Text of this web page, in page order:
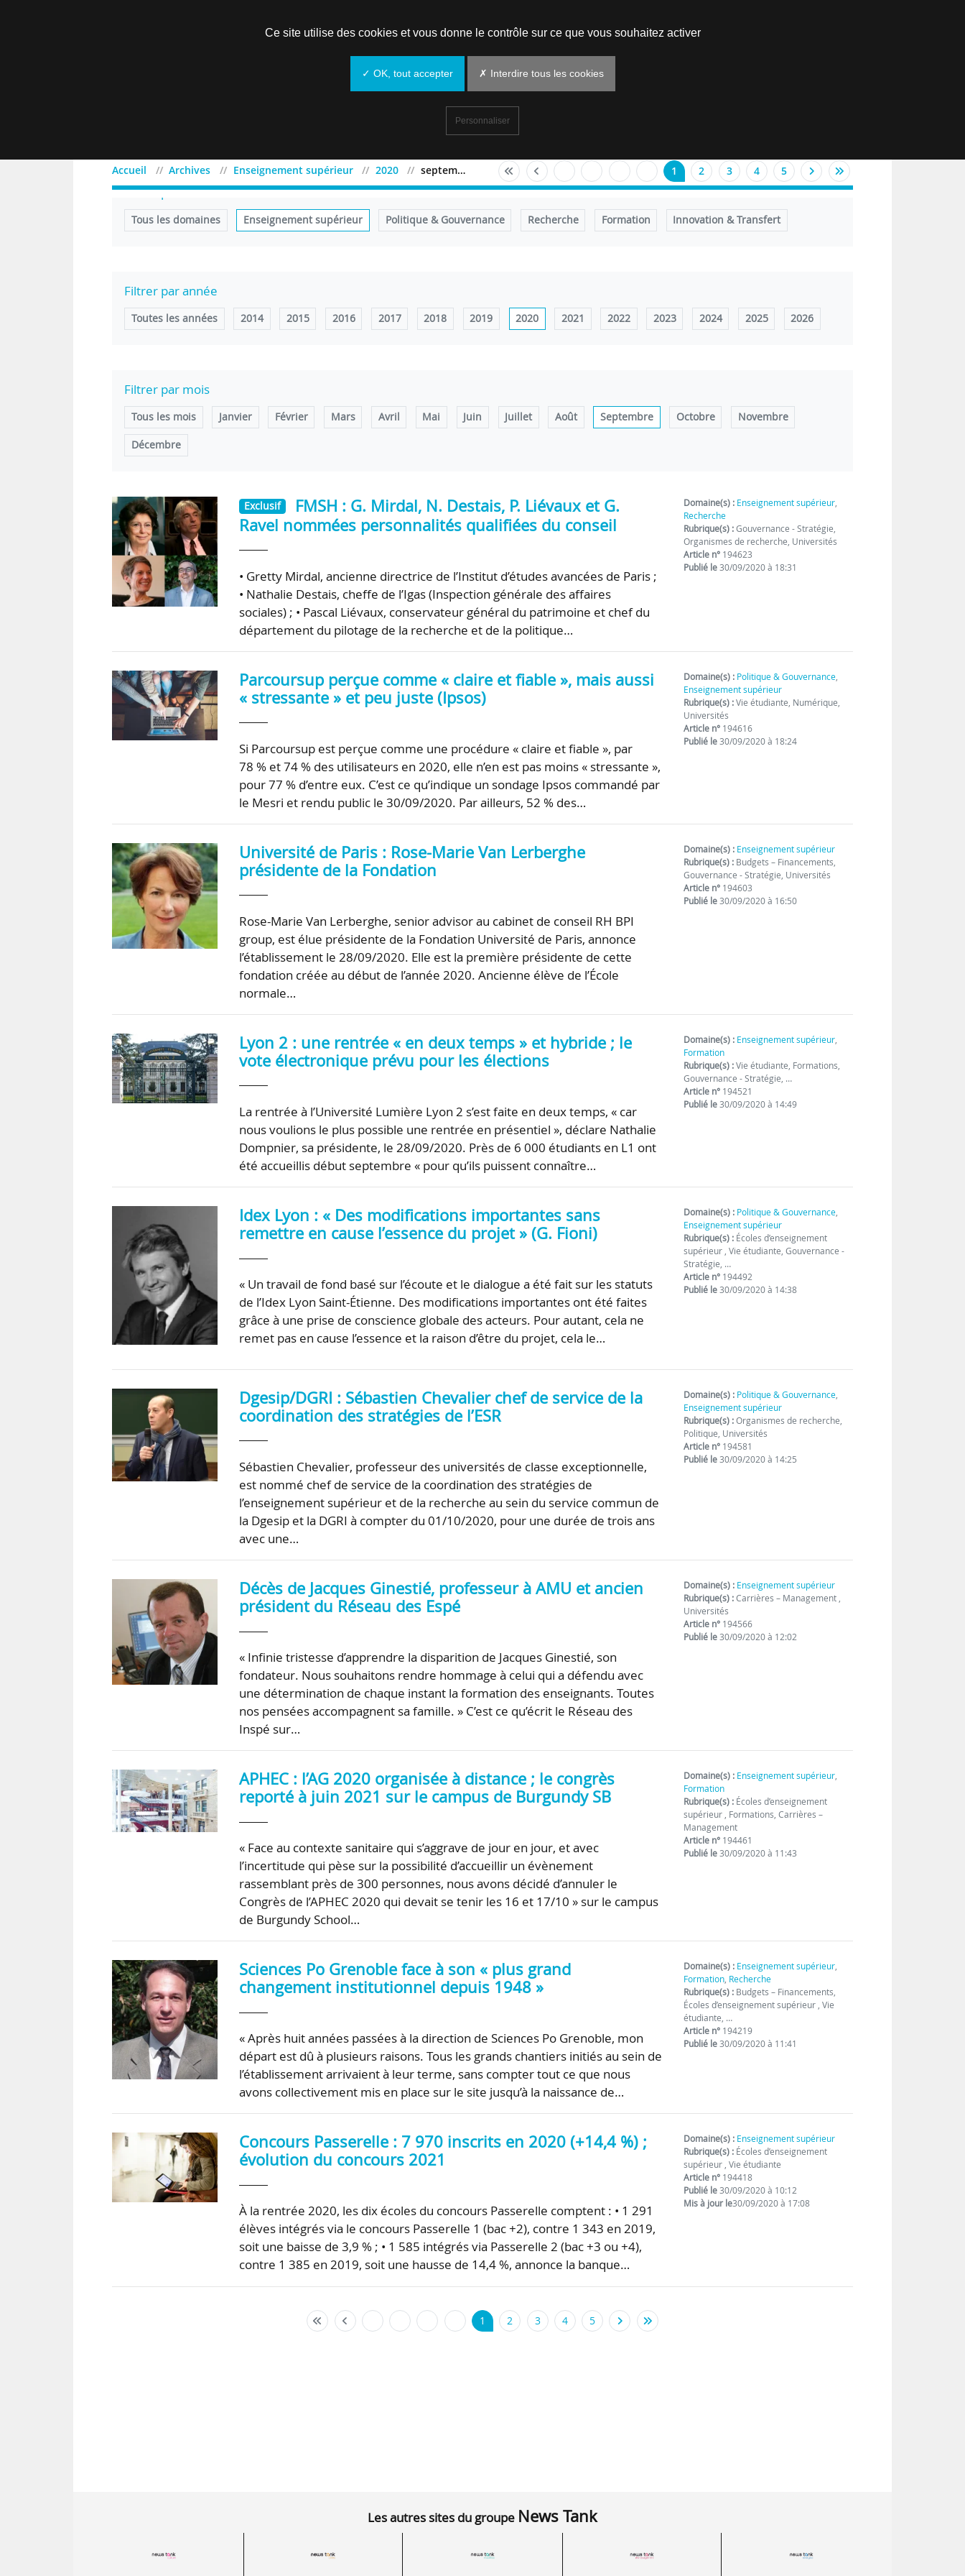
Accueil Archives Enseignement supérieur 2020 septembre 1 2 3 4 5
Filtrer par domaine
Tous les domaines Enseignement supérieur Politique & Gouvernance Recherche Formation Innovation & Transfert
Filtrer par année
Toutes les années 2014 2015 2016 2017 2018 2019 2020 2021 2022 2023 2024 2025 2026
Filtrer par mois
Tous les mois Janvier Février Mars Avril Mai Juin Juillet Août Septembre Octobre Novembre
Décembre
Exclusif
FMSH : G. Mirdal, N. Destais, P. Liévaux et G.
Ravel nommées personnalités qualifiées du conseil
• Gretty Mirdal, ancienne directrice de l’Institut d’études avancées de Paris ;
• Nathalie Destais, cheffe de l’Igas (Inspection générale des affaires
sociales) ; • Pascal Liévaux, conservateur général du patrimoine et chef du
département du pilotage de la recherche et de la politique…
Domaine(s) : Enseignement supérieur,
Recherche
Rubrique(s) :Gouvernance - Stratégie,
Organismes de recherche, Universités
Article n° 194623
Publié le30/09/2020 à 18:31
Parcoursup perçue comme « claire et fiable », mais aussi
« stressante » et peu juste (Ipsos)
Si Parcoursup est perçue comme une procédure « claire et fiable », par
78 % et 74 % des utilisateurs en 2020, elle n’en est pas moins « stressante »,
pour 77 % d’entre eux. C’est ce qu’indique un sondage Ipsos commandé par
le Mesri et rendu public le 30/09/2020. Par ailleurs, 52 % des…
Domaine(s) : Politique & Gouvernance,
Enseignement supérieur
Rubrique(s) :Vie étudiante, Numérique,
Universités
Article n° 194616
Publié le30/09/2020 à 18:24
Université de Paris : Rose-Marie Van Lerberghe
présidente de la Fondation
Rose-Marie Van Lerberghe, senior advisor au cabinet de conseil RH BPI
group, est élue présidente de la Fondation Université de Paris, annonce
l’établissement le 28/09/2020. Elle est la première présidente de cette
fondation créée au début de l’année 2020. Ancienne élève de l’École
normale…
Domaine(s) : Enseignement supérieur
Rubrique(s) : Budgets – Financements,
Gouvernance - Stratégie, Universités
Article n° 194603
Publié le30/09/2020 à 16:50
Lyon 2 : une rentrée « en deux temps » et hybride ; le
vote électronique prévu pour les élections
La rentrée à l’Université Lumière Lyon 2 s’est faite en deux temps, « car
nous voulions le plus possible une rentrée en présentiel », déclare Nathalie
Dompnier, sa présidente, le 28/09/2020. Près de 6 000 étudiants en L1 ont
été accueillis début septembre « pour qu’ils puissent connaître…
Domaine(s) : Enseignement supérieur,
Formation
Rubrique(s) :Vie étudiante, Formations,
Gouvernance - Stratégie, …
Article n° 194521
Publié le30/09/2020 à 14:49
Idex Lyon : « Des modifications importantes sans
remettre en cause l’essence du projet » (G. Fioni)
« Un travail de fond basé sur l’écoute et le dialogue a été fait sur les statuts
de l’Idex Lyon Saint-Étienne. Des modifications importantes ont été faites
grâce à une prise de conscience globale des acteurs. Pour autant, cela ne
remet pas en cause l’essence et la raison d’être du projet, cela le…
Domaine(s) : Politique & Gouvernance,
Enseignement supérieur
Rubrique(s) : Écoles d’enseignement
supérieur , Vie étudiante, Gouvernance -
Stratégie, …
Article n° 194492
Publié le30/09/2020 à 14:38
Dgesip/DGRI : Sébastien Chevalier chef de service de la
coordination des stratégies de l’ESR
Sébastien Chevalier, professeur des universités de classe exceptionnelle,
est nommé chef de service de la coordination des stratégies de
l’enseignement supérieur et de la recherche au sein du service commun de
la Dgesip et la DGRI à compter du 01/10/2020, pour une durée de trois ans
avec une…
Domaine(s) : Politique & Gouvernance,
Enseignement supérieur
Rubrique(s) :Organismes de recherche,
Politique, Universités
Article n° 194581
Publié le30/09/2020 à 14:25
Décès de Jacques Ginestié, professeur à AMU et ancien
président du Réseau des Espé
« Infinie tristesse d’apprendre la disparition de Jacques Ginestié, son
fondateur. Nous souhaitons rendre hommage à celui qui a défendu avec
une détermination de chaque instant la formation des enseignants. Toutes
nos pensées accompagnent sa famille. » C’est ce qu’écrit le Réseau des
Inspé sur…
Domaine(s) : Enseignement supérieur
Rubrique(s) :Carrières – Management ,
Universités
Article n° 194566
Publié le30/09/2020 à 12:02
APHEC : l’AG 2020 organisée à distance ; le congrès
reporté à juin 2021 sur le campus de Burgundy SB
« Face au contexte sanitaire qui s’aggrave de jour en jour, et avec
l’incertitude qui pèse sur la possibilité d’accueillir un évènement
rassemblant près de 300 personnes, nous avons décidé d’annuler le
Congrès de l’APHEC 2020 qui devait se tenir les 16 et 17/10 » sur le campus
de Burgundy School…
Domaine(s) : Enseignement supérieur,
Formation
Rubrique(s) : Écoles d’enseignement
supérieur , Formations, Carrières –
Management
Article n° 194461
Publié le30/09/2020 à 11:43
Sciences Po Grenoble face à son « plus grand
changement institutionnel depuis 1948 »
« Après huit années passées à la direction de Sciences Po Grenoble, mon
départ est dû à plusieurs raisons. Tous les grands chantiers initiés au sein de
l’établissement arrivaient à leur terme, sans compter tout ce que nous
avons collectivement mis en place sur le site jusqu’à la naissance de…
Domaine(s) : Enseignement supérieur,
Formation, Recherche
Rubrique(s) : Budgets – Financements,
Écoles d’enseignement supérieur , Vie
étudiante, …
Article n° 194219
Publié le30/09/2020 à 11:41
Concours Passerelle : 7 970 inscrits en 2020 (+14,4 %) ;
évolution du concours 2021
À la rentrée 2020, les dix écoles du concours Passerelle comptent : • 1 291
élèves intégrés via le concours Passerelle 1 (bac +2), contre 1 343 en 2019,
soit une baisse de 3,9 % ; • 1 585 intégrés via Passerelle 2 (bac +3 ou +4),
contre 1 385 en 2019, soit une hausse de 14,4 %, annonce la banque…
Domaine(s) : Enseignement supérieur
Rubrique(s) : Écoles d’enseignement
supérieur , Vie étudiante
Article n° 194418
Publié le30/09/2020 à 10:12
Mis à jour le30/09/2020 à 17:08
1 2 3 4 5
Les autres sites du groupe News Tank
Ce site utilise des cookies et vous donne le contrôle sur ce que vous souhaitez activer
✓ OK, tout accepter ✗ Interdire tous les cookies
Personnaliser